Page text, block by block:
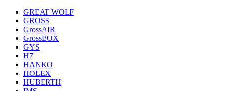
GREAT WOLF
GROSS
GrossAIR
GrossBOX
GYS
H7
HANKO
HOLEX
HUBERTH